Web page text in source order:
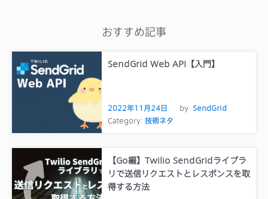
おすすめ記事
SendGrid Web API【入門】
2022年11月24日 by SendGrid
Category: 技術ネタ
【Go編】Twilio SendGridライブラ
リで送信リクエストとレスポンスを取
得する方法